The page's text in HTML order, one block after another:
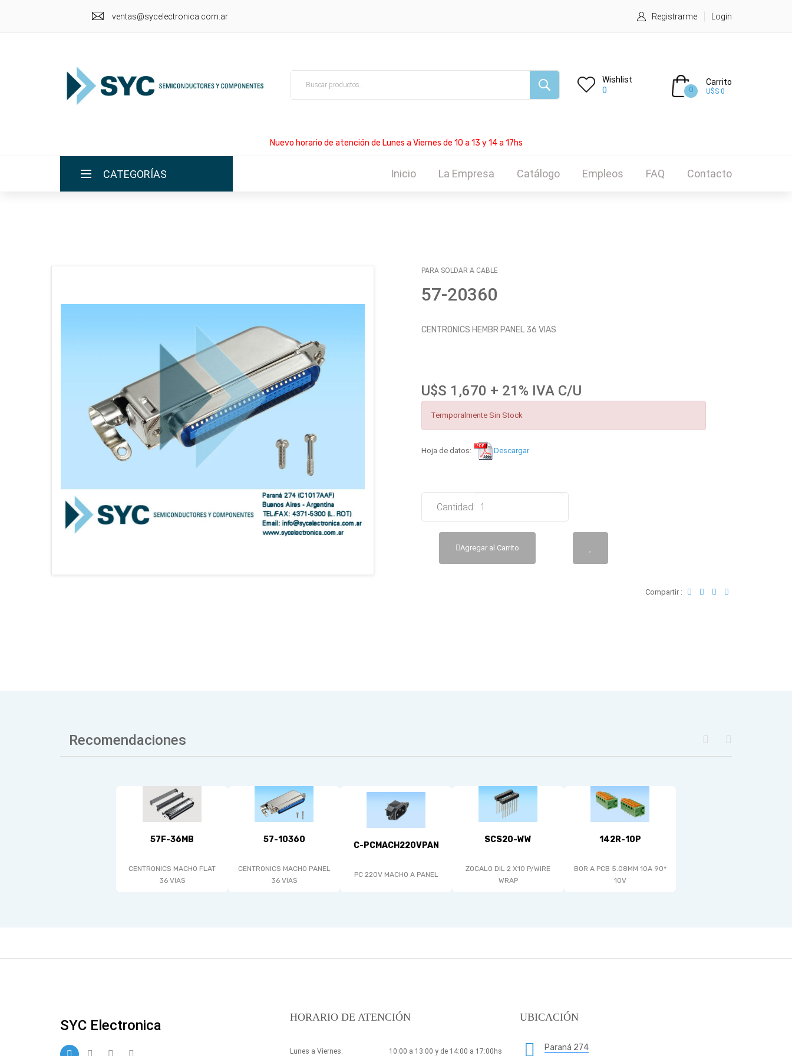
ventas@sycelectronica.com.ar Registrarme Login
Wishlist
0
0
Carrito
U$S 0
Nuevo horario de atención de Lunes a Viernes de 10 a 13 y 14 a 17hs
CATEGORÍAS Inicio La Empresa Catálogo Empleos FAQ Contacto
ventas@sycelectronica.com.ar
PARA SOLDAR A CABLE
57-20360
CENTRONICS HEMBR PANEL 36 VIAS
U$S 1,670 + 21% IVA C/U
Termporalmente Sin Stock
Hoja de datos: Descargar
Cantidad:
Agregar al Carrito
Compartir :
Recomendaciones
57F-36MB
CENTRONICS MACHO FLAT
36 VIAS
57-10360
CENTRONICS MACHO PANEL
36 VIAS
C-PCMACH220VPAN
PC 220V MACHO A PANEL
SCS20-WW
ZOCALO DIL 2 X10 P/WIRE
WRAP
142R-10P
BOR A PCB 5.08MM 10A 90*
10V
SYC Electronica HORARIO DE ATENCIÓN
Lunes a Viernes: 10:00 a 13:00 y de 14:00 a 17:00hs
UBICACIÓN
Paraná 274